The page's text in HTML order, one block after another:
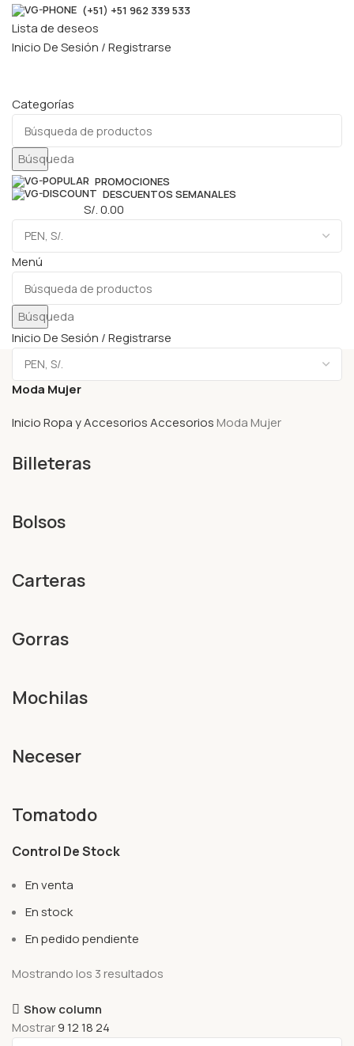
(+51) +51 962 339 533
Lista de deseos
Inicio De Sesión / Registrarse
Categorías
Búsqueda
PROMOCIONES
DESCUENTOS SEMANALES
S/.0.00
Menú
Búsqueda
Inicio De Sesión / Registrarse
Moda Mujer
InicioRopa y AccesoriosAccesorios Moda Mujer
Billeteras
Bolsos
Carteras
Gorras
Mochilas
Neceser
Tomatodo
Control De Stock
En venta
En stock
En pedido pendiente
Mostrando los 3 resultados
Show column
Mostrar9121824